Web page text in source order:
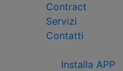
Contract
Servizi
Contatti
Installa APP